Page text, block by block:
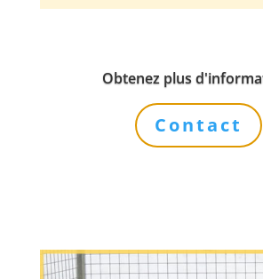
Obtenez plus
Contact